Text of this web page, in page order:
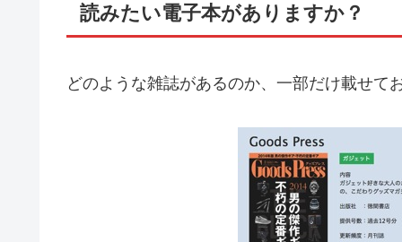
読みたい電子本がありますか？
どのような雑誌があるのか、一部だけ載せて